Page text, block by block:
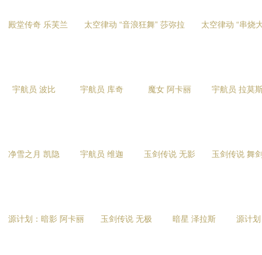
殿堂传奇 乐芙兰 太空律动 “音浪狂舞” 莎弥拉 太空律动 “串烧
宇航员 波比 宇航员 库奇 魔女 阿卡丽 宇航员 拉莫
净雪之月 凯隐 宇航员 维迦 玉剑传说 无影 玉剑传说 舞
源计划：暗影 阿卡丽 玉剑传说 无极 暗星 泽拉斯 源计